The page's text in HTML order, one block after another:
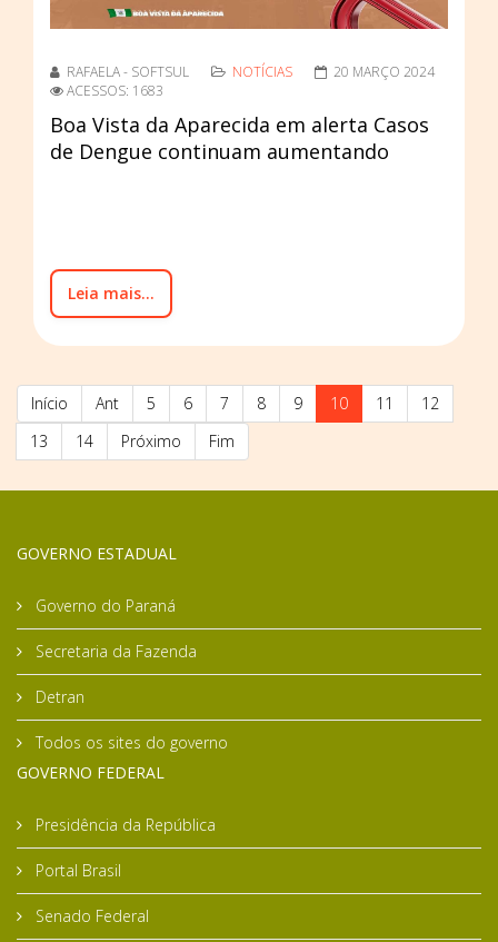
RAFAELA - SOFTSUL NOTÍCIAS
20 MARÇO 2024
ACESSOS: 1683
Boa Vista da Aparecida em alerta Casos
de Dengue continuam aumentando
Leia mais...
Início Ant 5 6 7 8 9 10 11
12
13
14 Próximo Fim
GOVERNO ESTADUAL
Governo do Paraná
Secretaria da Fazenda
Detran
Todos os sites do governo
GOVERNO FEDERAL
Presidência da República
Portal Brasil
Senado Federal